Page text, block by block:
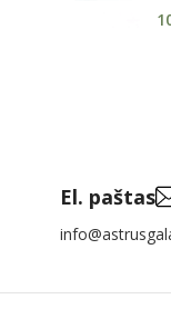
El. paštas